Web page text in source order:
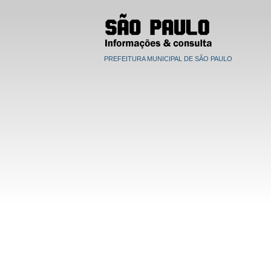
PREFEITURA MUNICIPAL DE SÃO PAULO